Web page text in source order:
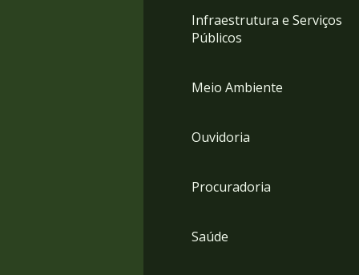
Infraestrutura e Serviços
Públicos
Meio Ambiente
Ouvidoria
Procuradoria
Saúde